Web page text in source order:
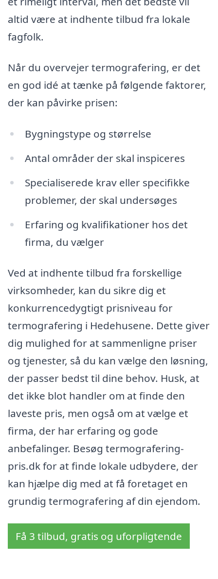
altid være at indhente tilbud fra lokale
fagfolk.
Når du overvejer termografering, er det
en god idé at tænke på følgende faktorer,
der kan påvirke prisen:
Bygningstype og størrelse
Antal områder der skal inspiceres
Specialiserede krav eller specifikke
problemer, der skal undersøges
Erfaring og kvalifikationer hos det
firma, du vælger
Ved at indhente tilbud fra forskellige
virksomheder, kan du sikre dig et
konkurrencedygtigt prisniveau for
termografering i Hedehusene. Dette giver
dig mulighed for at sammenligne priser
og tjenester, så du kan vælge den løsning,
der passer bedst til dine behov. Husk, at
det ikke blot handler om at finde den
laveste pris, men også om at vælge et
firma, der har erfaring og gode
anbefalinger. Besøg termografering-
pris.dk for at finde lokale udbydere, der
kan hjælpe dig med at få foretaget en
grundig termografering af din ejendom.
Få 3 tilbud, gratis og uforpligtende